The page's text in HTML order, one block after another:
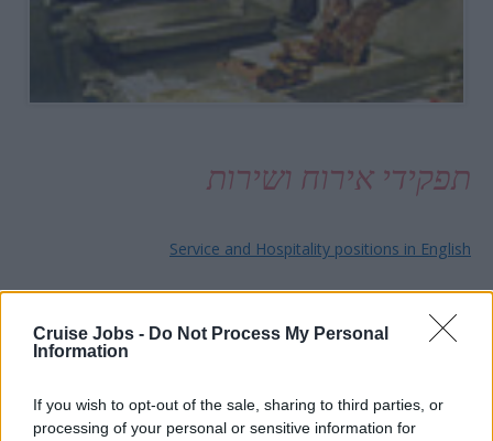
Cruise Jobs - Do Not Process My Personal
Information
If you wish to opt-out of the sale, sharing to third parties, or
processing of your personal or sensitive information for
תפקידי אירוח ושירות
Service and Hospitality positions in English
במסגרת זו, תוכלו למצא תפקידים בברים, מסעדנות,
חדרנים וחדרניות,מלצרים ומלצריות, ברמנים, טבחים,